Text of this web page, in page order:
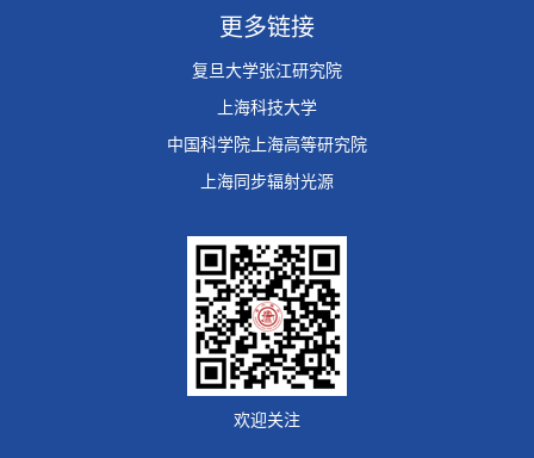
更多链接
复旦大学张江研究院
上海科技大学
中国科学院上海高等研究院
上海同步辐射光源
欢迎关注